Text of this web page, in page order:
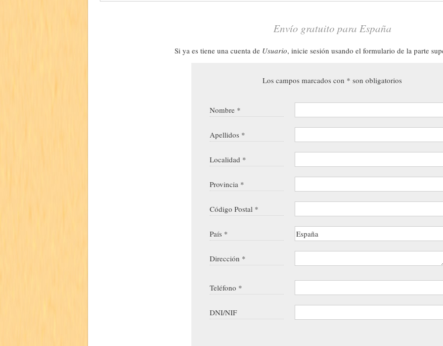
Envío gratuito para España
Si ya es tiene una cuenta de Usuario, inicie sesión usando el formulario de la parte
Los campos marcados con * son obligatorios
Nombre *
Apellidos *
Localidad *
Provincia *
Código Postal *
País *
Dirección *
Teléfono *
DNI/NIF